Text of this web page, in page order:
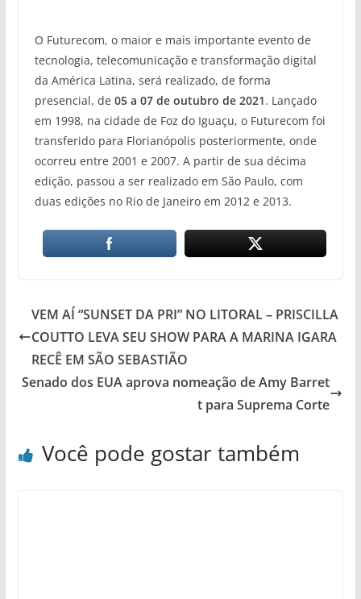
O Futurecom, o maior e mais importante evento de
tecnologia, telecomunicação e transformação digital
da América Latina, será realizado, de forma
presencial, de 05 a 07 de outubro de 2021. Lançado
em 1998, na cidade de Foz do Iguaçu, o Futurecom foi
transferido para Florianópolis posteriormente, onde
ocorreu entre 2001 e 2007. A partir de sua décima
edição, passou a ser realizado em São Paulo, com
duas edições no Rio de Janeiro em 2012 e 2013.
VEM AÍ “SUNSET DA PRI” NO LITORAL – PRISCILLA
COUTTO LEVA SEU SHOW PARA A MARINA IGARA
RECÊ EM SÃO SEBASTIÃO
Senado dos EUA aprova nomeação de Amy Barret
t para Suprema Corte
Você pode gostar também